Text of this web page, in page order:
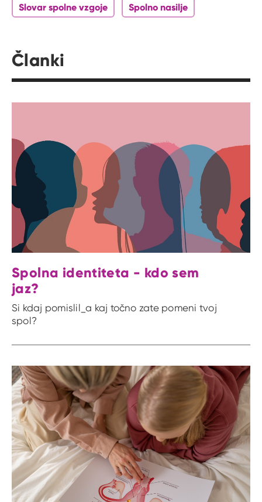
Slovar spolne vzgoje Spolno nasilje
Članki
Spolna identiteta - kdo sem
jaz?
Si kdaj pomislil_a kaj točno zate pomeni tvoj
spol?